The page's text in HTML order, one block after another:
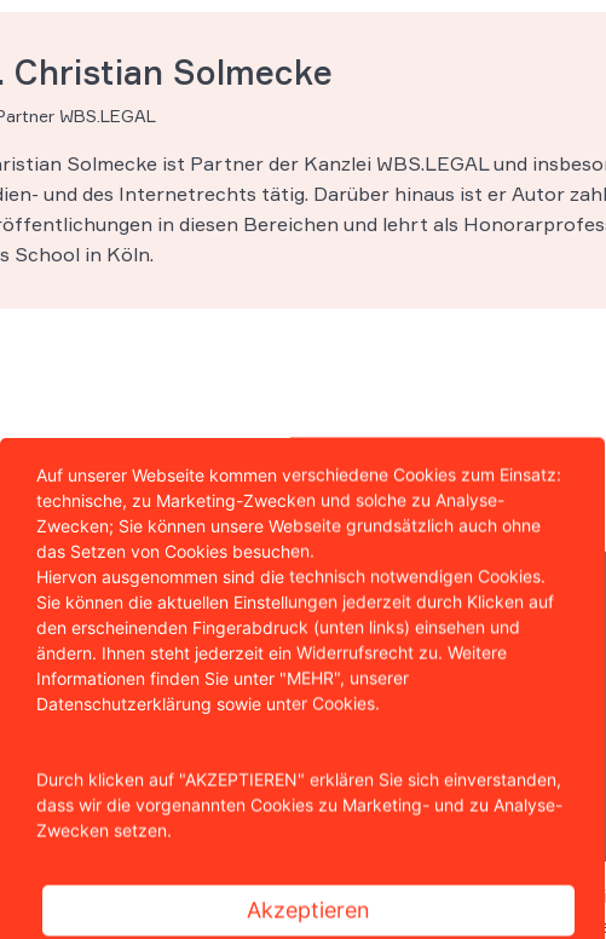
Christian Solmecke
WBS.LEGAL
Solmecke ist Partner der Kanzlei WBS.LEGAL und
und des Internetrechts tätig. Darüber hinaus ist er Autor
in diesen Bereichen und lehrt als
School in Köln.
für den Monat August 2025
spannender Medienauftritte, bei denen wir zu den
Fallstricken bei Dating-Portalen über den bekannten Spezi-
Auf unserer Webseite kommen verschiedene Cookies zum Einsatz:
technische, zu Marketing-Zwecken und solche zu Analyse-
Zwecken; Sie können unsere Webseite grundsätzlich auch ohne
das Setzen von Cookies besuchen.
Hiervon ausgenommen sind die technisch notwendigen Cookies.
Sie können die aktuellen Einstellungen jederzeit durch Klicken auf
den erscheinenden Fingerabdruck (unten links) einsehen und
ändern. Ihnen steht jederzeit ein Widerrufsrecht zu. Weitere
Informationen finden Sie unter "MEHR", unserer
Datenschutzerklärung sowie unter Cookies.
Durch klicken auf "AKZEPTIEREN" erklären Sie sich einverstanden,
dass wir die vorgenannten Cookies zu Marketing- und zu Analyse-
Zwecken setzen.
Akzeptieren